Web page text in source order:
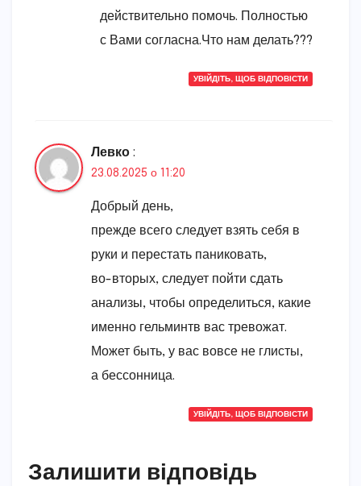
действительно помочь. Полностью
с Вами согласна.Что нам делать???
УВІЙДІТЬ, ЩОБ ВІДПОВІСТИ
Левко :
23.08.2025 о 11:20
Добрый день,
прежде всего следует взять себя в
руки и перестать паниковать,
во-вторых, следует пойти сдать
анализы, чтобы определиться, какие
именно гельминтв вас тревожат.
Может быть, у вас вовсе не глисты,
а бессонница.
УВІЙДІТЬ, ЩОБ ВІДПОВІСТИ
Залишити відповідь